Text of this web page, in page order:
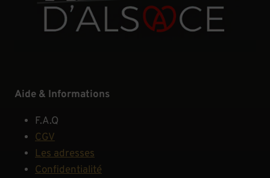
Aide & Informations
F.A.Q
CGV
Les adresses
Confidentialité